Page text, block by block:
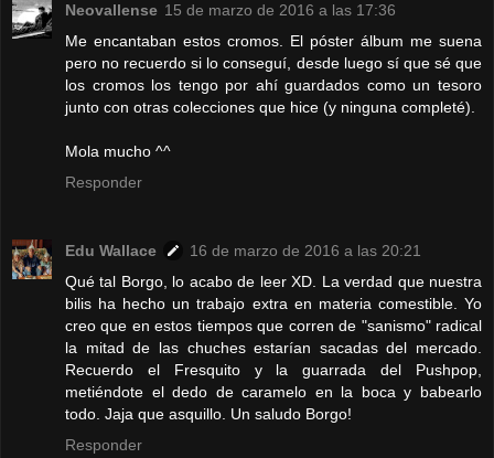
Neovallense 15 de marzo de 2016 a las 17:36
Me encantaban estos cromos. El póster álbum me suena
pero no recuerdo si lo conseguí, desde luego sí que sé que
los cromos los tengo por ahí guardados como un tesoro
junto con otras colecciones que hice (y ninguna completé).
Mola mucho ^^
Responder
Edu Wallace
16 de marzo de 2016 a las 20:21
Qué tal Borgo, lo acabo de leer XD. La verdad que nuestra
bilis ha hecho un trabajo extra en materia comestible. Yo
creo que en estos tiempos que corren de "sanismo" radical
la mitad de las chuches estarían sacadas del mercado.
Recuerdo el Fresquito y la guarrada del Pushpop,
metiéndote el dedo de caramelo en la boca y babearlo
todo. Jaja que asquillo. Un saludo Borgo!
Responder